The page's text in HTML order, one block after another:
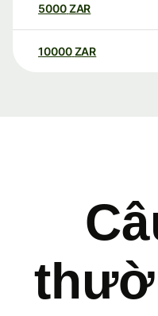
5000ZAR
10000 ZAR